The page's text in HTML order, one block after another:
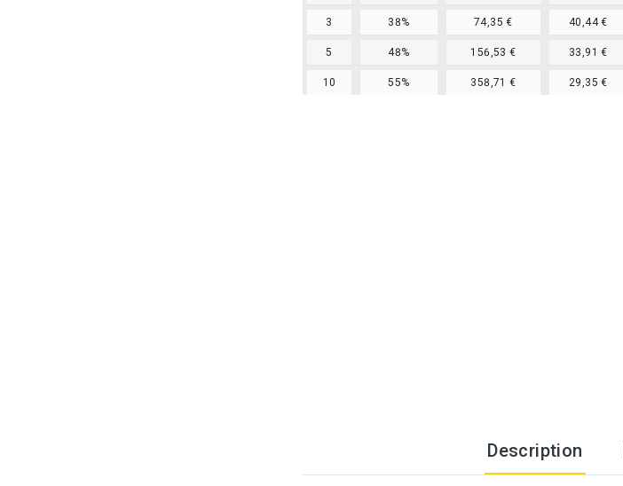
3 38% 74,35 € 40,44 €
5 48% 156,53 € 33,91 €
10 55% 358,71 € 29,35 €
Description